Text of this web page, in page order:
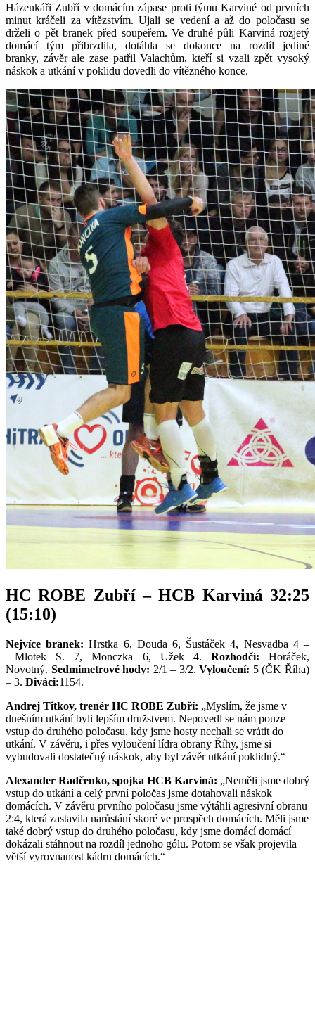
Házenkáři Zubří v domácím zápase proti týmu Karviné od prvních
minut kráčeli za vítězstvím. Ujali se vedení a až do poločasu se
drželi o pět branek před soupeřem. Ve druhé půli Karviná rozjetý
domácí tým přibrzdila, dotáhla se dokonce na rozdíl jediné
branky, závěr ale zase patřil Valachům, kteří si vzali zpět vysoký
náskok a utkání v poklidu dovedli do vítězného konce.
HC ROBE Zubří – HCB Karviná 32:25
(15:10)
Nejvíce branek:Hrstka 6, Douda 6, Šustáček 4, Nesvadba 4 –
Mlotek S. 7, Monczka 6, Užek 4. Rozhodčí: Horáček,
Novotný. Sedmimetrové hody: 2/1 – 3/2.Vyloučení: 5 (ČK Říha)
– 3. Diváci:1154.
Andrej Titkov, trenér HC ROBE Zubří: „Myslím, že jsme v
dnešním utkání byli lepším družstvem. Nepovedl se nám pouze
vstup do druhého poločasu, kdy jsme hosty nechali se vrátit do
utkání. V závěru, i přes vyloučení lídra obrany Říhy, jsme si
vybudovali dostatečný náskok, aby byl závěr utkání poklidný.“
Alexander Radčenko, spojka HCB Karviná: „Neměli jsme dobrý
vstup do utkání a celý první poločas jsme dotahovali náskok
domácích. V závěru prvního poločasu jsme výtáhli agresivní obranu
2:4, která zastavila narůstání skoré ve prospěch domácích. Měli jsme
také dobrý vstup do druhého poločasu, kdy jsme domácí domácí
dokázali stáhnout na rozdíl jednoho gólu. Potom se však projevila
větší vyrovnanost kádru domácích.“